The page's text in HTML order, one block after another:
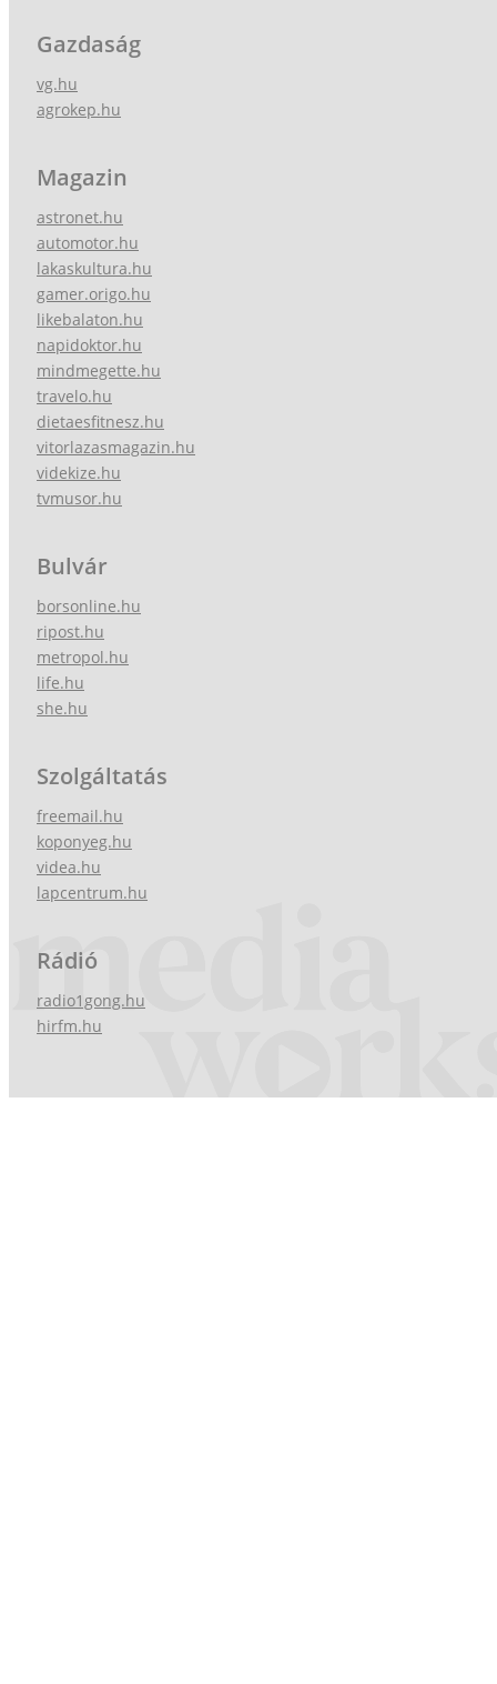
Gazdaság
vg.hu
agrokep.hu
Magazin
astronet.hu
automotor.hu
lakaskultura.hu
gamer.origo.hu
likebalaton.hu
napidoktor.hu
mindmegette.hu
travelo.hu
dietaesfitnesz.hu
vitorlazasmagazin.hu
videkize.hu
tvmusor.hu
Bulvár
borsonline.hu
ripost.hu
metropol.hu
life.hu
she.hu
Szolgáltatás
freemail.hu
koponyeg.hu
videa.hu
lapcentrum.hu
Rádió
radio1gong.hu
hirfm.hu